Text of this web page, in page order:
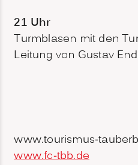
21 Uhr
Turmblasen mit den
Leitung von Gustav
www.tourismus-
www.fc-tbb.de